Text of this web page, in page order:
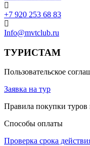
+7 920 253 68 83
Info@mvtclub.ru
ТУРИСТАМ
Пользовательское
Заявка на тур
Правила покупки туров
Способы оплаты
Проверка срока